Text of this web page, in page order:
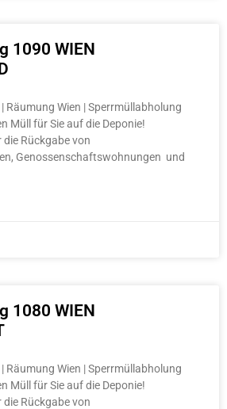
1090 WIEN
Räumung Wien | Sperrmüllabholung
Müll für Sie auf die Deponie!
Rückgabe von
Genossenschaftswohnungen und
1080 WIEN
Räumung Wien | Sperrmüllabholung
Müll für Sie auf die Deponie!
Rückgabe von